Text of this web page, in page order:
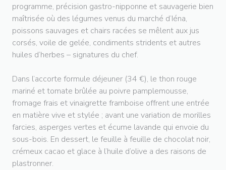
programme, précision gastro-nipponne et sauvagerie bien
maîtrisée où des légumes venus du marché d’Iéna,
poissons sauvages et chairs racées se mêlent aux jus
corsés, voile de gelée, condiments stridents et autres
huiles d’herbes – signatures du chef.
Dans l’accorte formule déjeuner (34 €), le thon rouge
mariné et tomate brûlée au poivre pamplemousse,
fromage frais et vinaigrette framboise offrent une entrée
en matière vive et stylée ; avant une variation de morilles
farcies, asperges vertes et écume lavande qui envoie du
sous-bois. En dessert, le feuille à feuille de chocolat noir,
crémeux cacao et glace à l’huile d’olive a des raisons de
plastronner.